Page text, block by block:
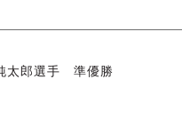
太郎選手 準優勝